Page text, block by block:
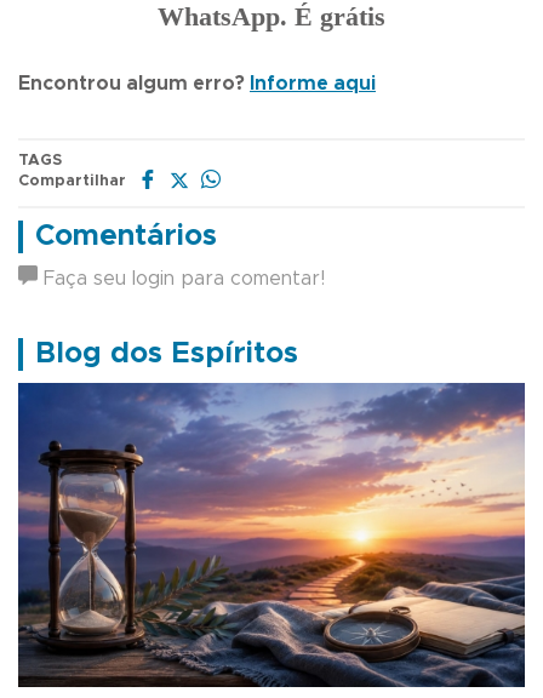
WhatsApp. É grátis
Encontrou algum erro? Informe aqui
TAGS
Compartilhar
Comentários
Faça seu login para comentar!
Blog dos Espíritos